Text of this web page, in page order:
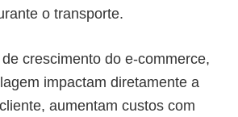
o transporte.
crescimento do e-commerce,
impactam diretamente a
aumentam custos com